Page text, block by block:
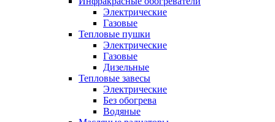
Электрические
Газовые
Тепловые пушки
Электрические
Газовые
Дизельные
Тепловые завесы
Электрические
Без обогрева
Водяные